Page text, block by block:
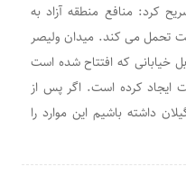
کرد: منافع منطقه آزاد به
تحمل می کند. میدان ولیصر
خیابانی که افتتاح شده است
ایجاد کرده است. اگر پس از
داشته باشیم این موارد را